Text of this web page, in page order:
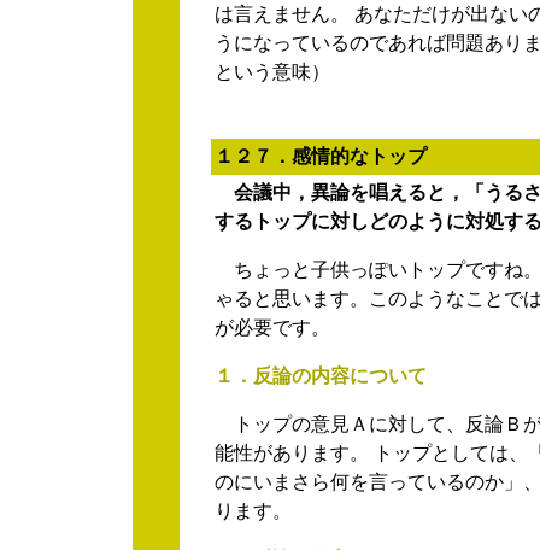
は言えません。 あなただけが出ない
うになっているのであれば問題あり
という意味）
１２７．感情的なトップ
会議中，異論を唱えると，「うる
するトップに対しどのように対処す
ちょっと子供っぽいトップですね
ゃると思います。このようなことで
が必要です。
１．反論の内容について
トップの意見Ａに対して、反論Ｂ
能性があります。 トップとしては、
のにいまさら何を言っているのか」
ります。